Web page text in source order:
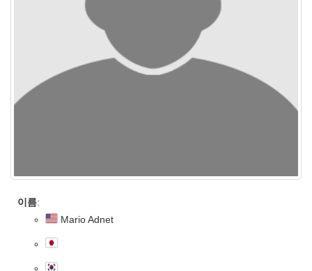
이름:
Mario Adnet